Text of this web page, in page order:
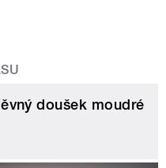
doušek moudré